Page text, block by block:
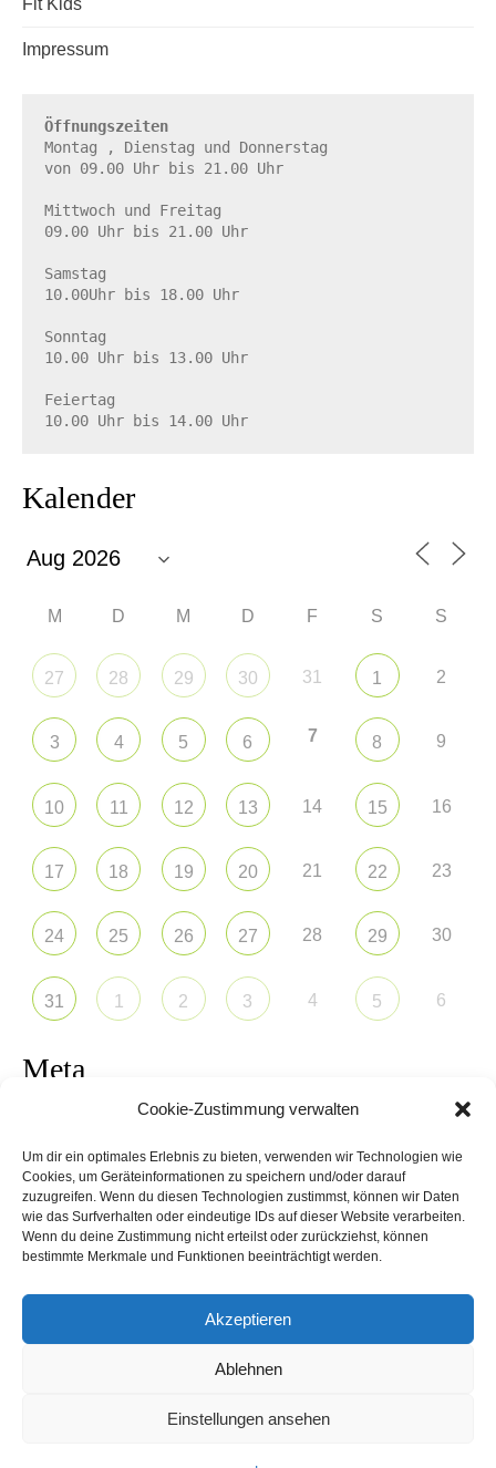
Cookie-Zustimmung verwalten
Um dir ein optimales Erlebnis zu bieten, verwenden wir Technologien wie
Cookies, um Geräteinformationen zu speichern und/oder darauf
zuzugreifen. Wenn du diesen Technologien zustimmst, können wir Daten
wie das Surfverhalten oder eindeutige IDs auf dieser Website verarbeiten.
Wenn du deine Zustimmung nicht erteilst oder zurückziehst, können
bestimmte Merkmale und Funktionen beeinträchtigt werden.
Akzeptieren
Ablehnen
Einstellungen ansehen
Fit Kids
Impressum
Öffnungszeiten
Montag , Dienstag und Donnerstag
von 09.00 Uhr bis 21.00 Uhr
Mittwoch und Freitag
09.00 Uhr bis 21.00 Uhr
Samstag
10.00Uhr bis 18.00 Uhr
Sonntag
10.00 Uhr bis 13.00 Uhr
Feiertag
10.00 Uhr bis 14.00 Uhr
Kalender
M D M D F S S
27 28 29 30 31 1 2
3 4 5 6 7 8 9
10 11 12 13 14 15 16
17 18 19 20 21 22 23
24 25 26 27 28 29 30
31 1 2 3 4 5 6
Meta
Eintrags-Feed
Kommentar-Feed
WordPress.org
Schwitzkasten Speyer - Theme by Grace Themes